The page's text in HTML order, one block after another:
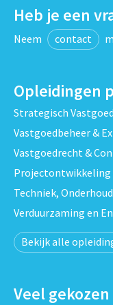
Heb je een
Neem contact
Opleidingen
Strategisch
Vastgoedbeheer &
Vastgoedrecht &
Projectontwikkeling
Techniek,
Verduurzaming en
Bekijk alle
Veel